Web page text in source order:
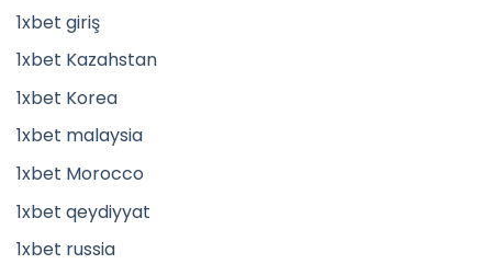
1xbet giriş
1xbet Kazahstan
1xbet Korea
1xbet malaysia
1xbet Morocco
1xbet qeydiyyat
1xbet russia